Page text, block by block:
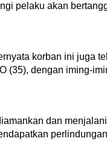
pelaku akan
korban ini juga
(35), dengan iming-
dan